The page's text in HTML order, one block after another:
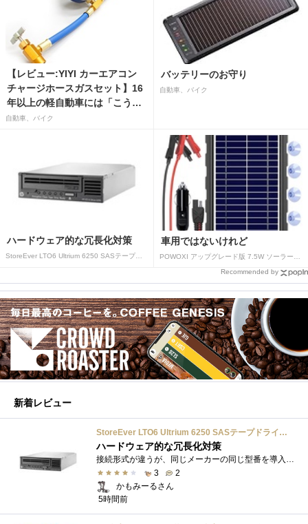
【レビュー:YIYI カーエアコン
チャージホースガスセット】16
年以上の軽自動車には「こうか
はばつぐんだ」が…
自動車、バイク
バッテリーのお守り
自動車、バイク
ハードウェア的な冗長化対策 車用ではないけれど
Recommended by
新着レビュー
StoreEver LTO6 Ultrium 6250 SASテープドライブ(内蔵型)
ハードウェア的な冗長化対策
接続形式が違うが、同じメーカーの同じ型番を導入しています。製品としてのレビューは下記の方で行っています。いざ使おうとしたときに故障�...
3
2
かもみーるさん
5時間前